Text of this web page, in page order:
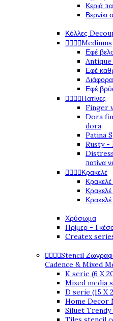
Κεριά
Βερνίκι
Κόλλες
Mediums
Εφέ
Antique
Εφέ
Εφέ
Πατίνες
Finger
Dora
dora
Patina
Rusty -
πατίνα
Κρακελέ
Χρύσωμα
Πρίμερ -
Createx
Stencil
Cadence & Mixed
K serie (6 X
Mixed media
D serie (15 X
Home Decor
Siluet Trendy